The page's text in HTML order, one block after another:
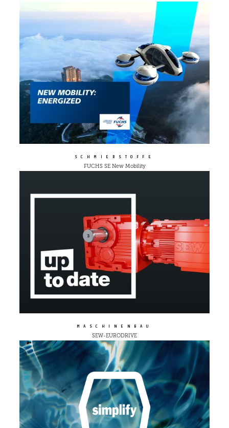
SCHMIERSTOFFE
FUCHS SE New Mobility
MASCHINENBAU
SEW-EURODRIVE